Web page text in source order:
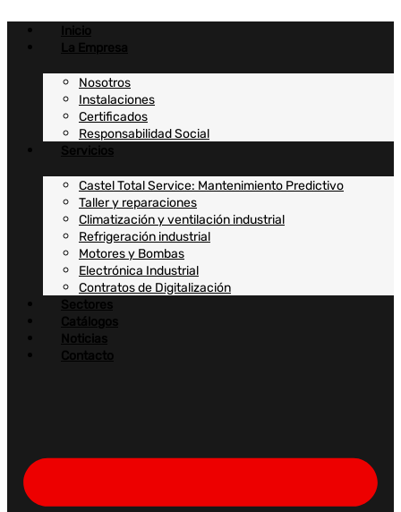
contenido
Inicio
La Empresa
Nosotros
Instalaciones
Certificados
Responsabilidad Social
Servicios
Castel Total Service: Mantenimiento Predictivo
Taller y reparaciones
Climatización y ventilación industrial
Refrigeración industrial
Motores y Bombas
Electrónica Industrial
Contratos de Digitalización
Sectores
Catálogos
Noticias
Contacto